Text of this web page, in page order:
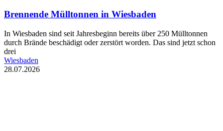
Brennende Mülltonnen in Wiesbaden
In Wiesbaden sind seit Jahresbeginn bereits über 250 Mülltonnen
durch Brände beschädigt oder zerstört worden. Das sind jetzt schon
drei
Wiesbaden
28.07.2026